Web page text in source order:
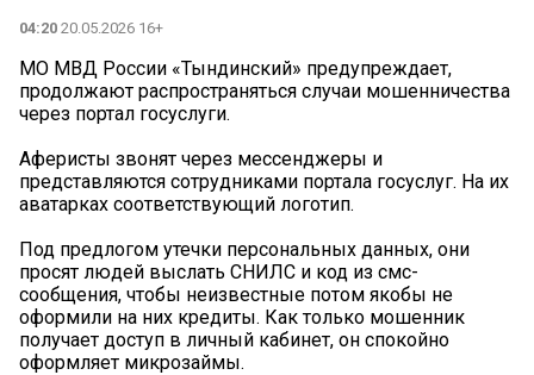
04:20 20.05.2026 16+
МО МВД России «Тындинский» предупреждает,
продолжают распространяться случаи мошенничества
через портал госуслуги.
Аферисты звонят через мессенджеры и
представляются сотрудниками портала госуслуг. На их
аватарках соответствующий логотип.
Под предлогом утечки персональных данных, они
просят людей выслать СНИЛС и код из смс-
сообщения, чтобы неизвестные потом якобы не
оформили на них кредиты. Как только мошенник
получает доступ в личный кабинет, он спокойно
оформляет микрозаймы.